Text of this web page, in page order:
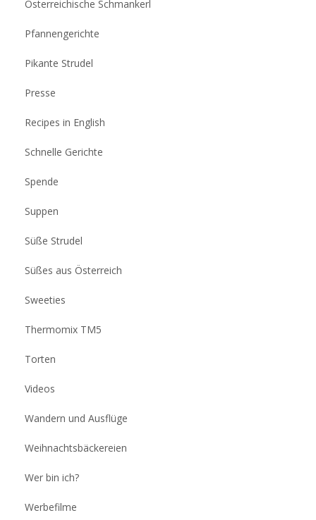
Österreichische Schmankerl
Pfannengerichte
Pikante Strudel
Presse
Recipes in English
Schnelle Gerichte
Spende
Suppen
Süße Strudel
Süßes aus Österreich
Sweeties
Thermomix TM5
Torten
Videos
Wandern und Ausflüge
Weihnachtsbäckereien
Wer bin ich?
Werbefilme